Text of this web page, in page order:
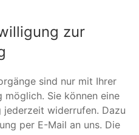
zur
sind nur mit Ihrer
möglich. Sie können eine
widerrufen. Dazu
per E-Mail an uns. Die